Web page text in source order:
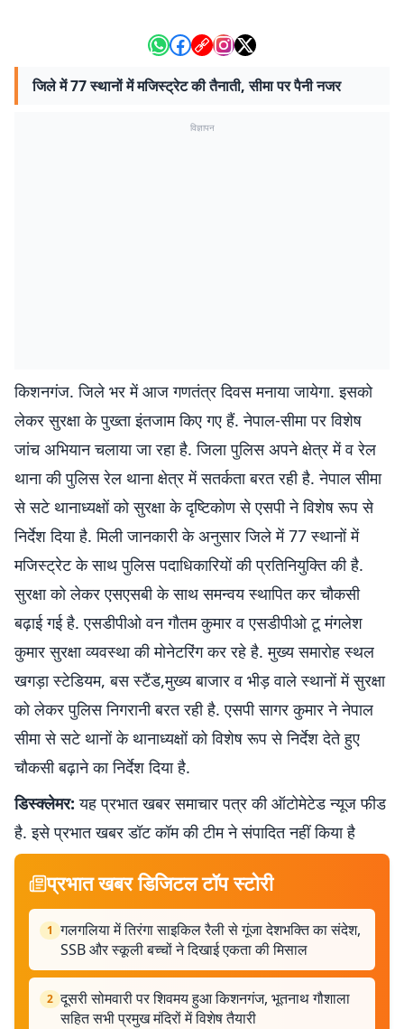
जिले में 77 स्थानों में मजिस्ट्रेट की तैनाती, सीमा पर पैनी नजर
विज्ञापन
किशनगंज. जिले भर में आज गणतंत्र दिवस मनाया जायेगा. इसको
लेकर सुरक्षा के पुख्ता इंतजाम किए गए हैं. नेपाल-सीमा पर विशेष
जांच अभियान चलाया जा रहा है. जिला पुलिस अपने क्षेत्र में व रेल
थाना की पुलिस रेल थाना क्षेत्र में सतर्कता बरत रही है. नेपाल सीमा
से सटे थानाध्यक्षों को सुरक्षा के दृष्टिकोण से एसपी ने विशेष रूप से
निर्देश दिया है. मिली जानकारी के अनुसार जिले में 77 स्थानों में
मजिस्ट्रेट के साथ पुलिस पदाधिकारियों की प्रतिनियुक्ति की है.
सुरक्षा को लेकर एसएसबी के साथ समन्वय स्थापित कर चौकसी
बढ़ाई गई है. एसडीपीओ वन गौतम कुमार व एसडीपीओ टू मंगलेश
कुमार सुरक्षा व्यवस्था की मोनेटरिंग कर रहे है. मुख्य समारोह स्थल
खगड़ा स्टेडियम, बस स्टैंड,मुख्य बाजार व भीड़ वाले स्थानों में सुरक्षा
को लेकर पुलिस निगरानी बरत रही है. एसपी सागर कुमार ने नेपाल
सीमा से सटे थानों के थानाध्यक्षों को विशेष रूप से निर्देश देते हुए
चौकसी बढ़ाने का निर्देश दिया है.
डिस्क्लेमर: यह प्रभात खबर समाचार पत्र की ऑटोमेटेड न्यूज फीड
है. इसे प्रभात खबर डॉट कॉम की टीम ने संपादित नहीं किया है
प्रभात खबर डिजिटल टॉप स्टोरी
1 गलगलिया में तिरंगा साइकिल रैली से गूंजा देशभक्ति का संदेश,
SSB और स्कूली बच्चों ने दिखाई एकता की मिसाल
2 दूसरी सोमवारी पर शिवमय हुआ किशनगंज, भूतनाथ गौशाला
सहित सभी प्रमुख मंदिरों में विशेष तैयारी